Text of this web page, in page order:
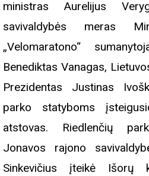
ministras Aurelijus
savivaldybės meras
„Velomaratono“
Benediktas Vanagas,
Prezidentas Justinas
parko statyboms
atstovas. Riedlenčių
Jonavos rajono
Sinkevičius įteikė Išorų